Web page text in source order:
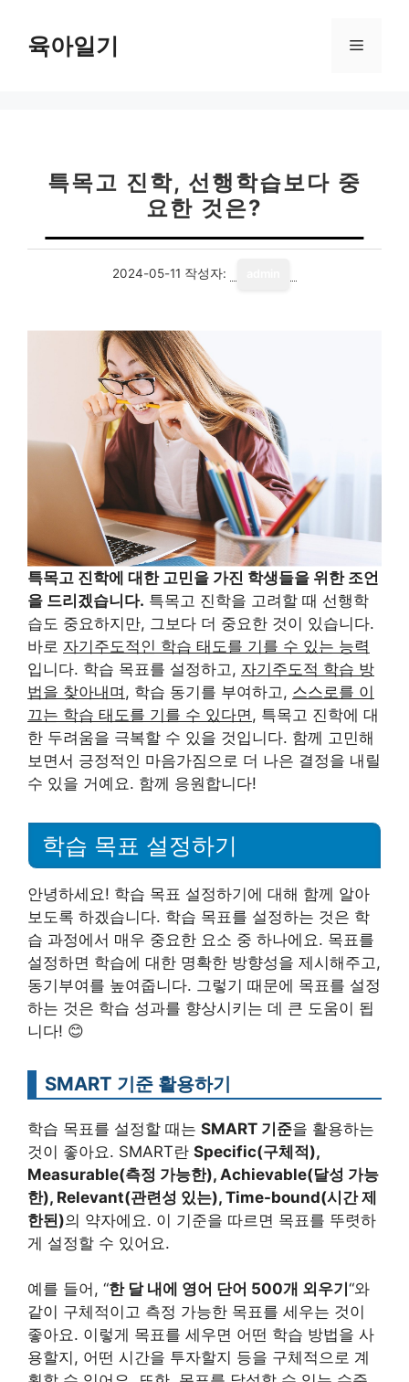
육아일기 메
특목고 진학, 선행학습보다 중
요한 것은?
2024-05-11 작성자:
특목고 진학에 대한 고민을 가진 학생들을 위한 조언
을 드리겠습니다. 특목고 진학을 고려할 때 선행학
습도 중요하지만, 그보다 더 중요한 것이 있습니다.
바로 자기주도적인 학습 태도를 기를 수 있는 능력
입니다. 학습 목표를 설정하고, 자기주도적 학습 방
법을 찾아내며 , 학습 동기를 부여하고, 스스로를 이
끄는 학습 태도를 기를 수 있다면, 특목고 진학에 대
한 두려움을 극복할 수 있을 것입니다. 함께 고민해
보면서 긍정적인 마음가짐으로 더 나은 결정을 내릴
수 있을 거예요. 함께 응원합니다!
학습 목표 설정하기
안녕하세요! 학습 목표 설정하기에 대해 함께 알아
보도록 하겠습니다. 학습 목표를 설정하는 것은 학
습 과정에서 매우 중요한 요소 중 하나에요. 목표를
설정하면 학습에 대한 명확한 방향성을 제시해주고,
동기부여를 높여줍니다. 그렇기 때문에 목표를 설정
하는 것은 학습 성과를 향상시키는 데 큰 도움이 됩
니다! 😊
SMART 기준 활용하기
학습 목표를 설정할 때는 SMART 기준을 활용하는
것이 좋아요. SMART란 Specific(구체적),
Measurable(측정 가능한), Achievable(달성 가능
한), Relevant(관련성 있는), Time-bound(시간 제
한된)의 약자에요. 이 기준을 따르면 목표를 뚜렷하
게 설정할 수 있어요.
예를 들어, “한 달 내에 영어 단어 500개 외우기 “와
같이 구체적이고 측정 가능한 목표를 세우는 것이
좋아요. 이렇게 목표를 세우면 어떤 학습 방법을 사
용할지, 어떤 시간을 투자할지 등을 구체적으로 계